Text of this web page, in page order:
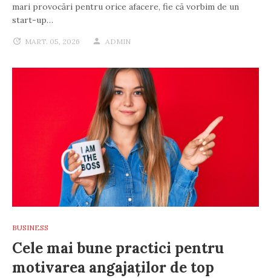
mari provocări pentru orice afacere, fie că vorbim de un
start-up…
MART. 05, 2026 ADMIN
BUSINESS
Cele mai bune practici pentru
motivarea angajaților de top